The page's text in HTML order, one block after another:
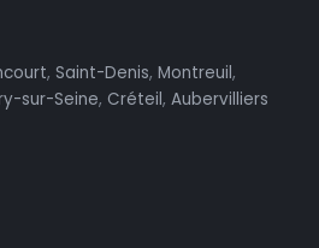
, Saint-Denis, Montreuil,
sur-Seine, Créteil, Aubervilliers